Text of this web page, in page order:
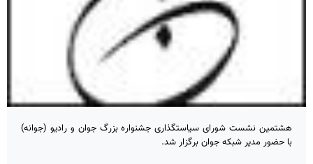
هشتمین نشست شورای سیاستگذاری جشنواره بزرگ جوان و رادیو (جوانه)
با حضور مدیر شبکه جوان برگزار شد.